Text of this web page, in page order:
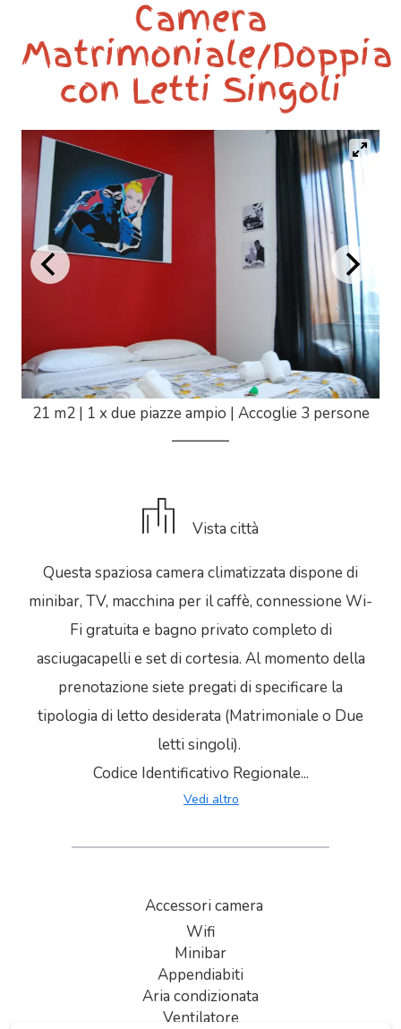
Camera
Matrimoniale/Doppia
con Letti Singoli
21 m2 | 1 x due piazze ampio | Accoglie 3 persone
Vista città
Questa spaziosa camera climatizzata dispone di
minibar, TV, macchina per il caffè, connessione Wi-
Fi gratuita e bagno privato completo di
asciugacapelli e set di cortesia. Al momento della
prenotazione siete pregati di specificare la
tipologia di letto desiderata (Matrimoniale o Due
letti singoli).
Codice Identificativo Regionale...
Vedi altro
Accessori camera
Wifi
Minibar
Appendiabiti
Aria condizionata
Ventilatore